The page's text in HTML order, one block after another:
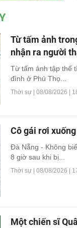
Từ tấm ảnh
nhận ra người
Từ tấm ảnh tập thể
đình ở Phú Thọ...
Thời sự | 08/08/2026 |
Cô gái rơi
Đà Nẵng - Không
8 giờ sau khi bị...
Thời sự | 08/08/2026 |
Một chiến sĩ